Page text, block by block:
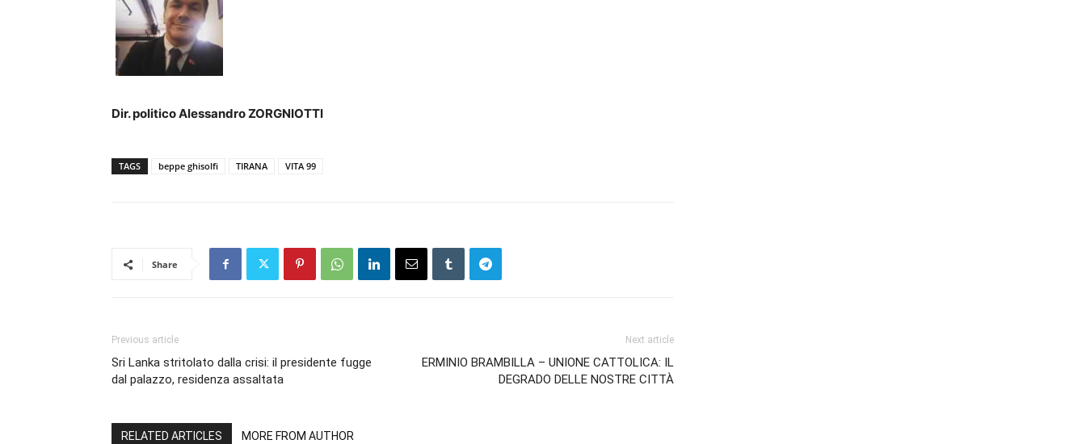
Dir. politico Alessandro ZORGNIOTTI
TAGS beppe ghisolfi TIRANA VITA 99
Share
Previous article
Sri Lanka stritolato dalla crisi: il presidente fugge
dal palazzo, residenza assaltata
Next article
ERMINIO BRAMBILLA – UNIONE CATTOLICA: IL
DEGRADO DELLE NOSTRE CITTÀ
RELATED ARTICLES MORE FROM AUTHOR